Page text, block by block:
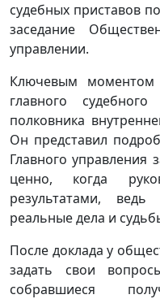
судебных приставов
заседание
управлении.
Ключевым моментом
главного
полковника
Он представил
Главного управления
ценно, когда
результатами,
реальные дела и
После доклада у
задать свои
собравшиеся